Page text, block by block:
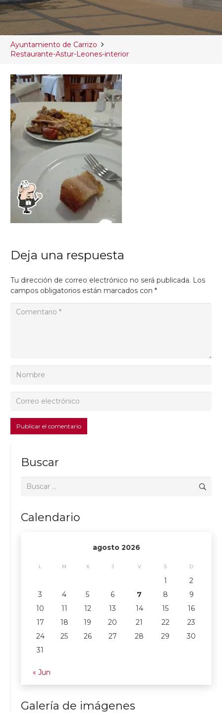
Ayuntamiento de Carrizo
Restaurante-Astur-Leones-interior
Deja una respuesta
Tu dirección de correo electrónico no será publicada. Los
campos obligatorios están marcados con *
Publicar el comentario
Buscar
Buscar:
Calendario
agosto 2026
L M X J V S D
1
2
3
4 5 6 7 8
9
10
11 12 13 14 15
16
17
18 19 20 21 22
23
24
25 26 27 28 29
30
31
« Jun
Galería de imágenes